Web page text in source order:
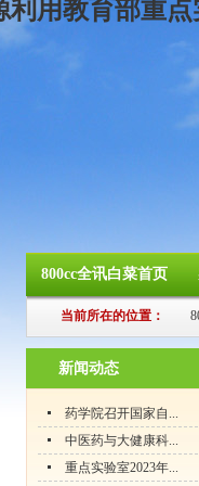
利用教育部重
800cc全讯白菜首页
当前所在的位置：
新闻动态
药学院召开国家自...
中医药与大健康科...
重点实验室2023年...